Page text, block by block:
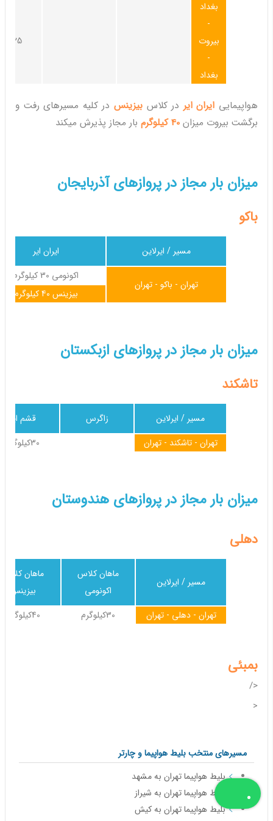
25کیلوگرم
بغداد
-
بیروت
-
بغداد
هواپیمایی ایران ایر در کلاس بیزینس در کلیه مسیرهای رفت و
برگشت بیروت میزان 40 کیلوگرم بار مجاز پذیرش میکند
میزان بار مجاز در پروازهای آذربایجان
باکو
ایران ایر
مسیر / ایرلاین
اکونومی 30 کیلوگرم
تهران - باکو - تهران
بیزینس 40 کیلوگرم
میزان بار مجاز در پروازهای ازبکستان
تاشکند
قشم ایر زاگرس
مسیر / ایرلاین
30کیلوگرم
تهران - تاشکند - تهران
میزان بار مجاز در پروازهای هندوستان
دهلی
ماهان کلاس
بیزینس
ماهان کلاس
اکونومی
مسیر / ایرلاین
40کیلوگرم 30کیلوگرم تهران - دهلی - تهران
بمبئی
</
<
مسیرهای منتخب بلیط هواپیما و چارتر
بلیط هواپیما تهران به مشهد
بلیط هواپیما تهران به شیراز
بلیط هواپیما تهران به کیش